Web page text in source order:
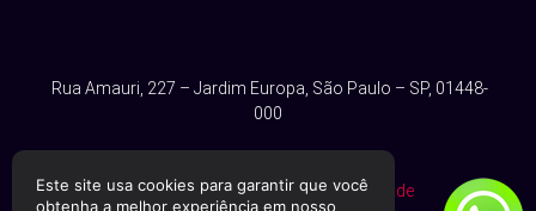
Este site usa cookies para garantir que você
obtenha a melhor experiência em nosso
Rua Amauri, 227 – Jardim Europa, São Paulo – SP, 01448-
000
Consulte nossapolítica de privacidade